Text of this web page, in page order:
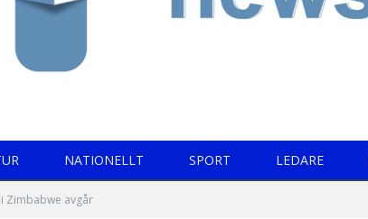
NATIONELLT SPORT LEDARE
Zimbabwe avgår